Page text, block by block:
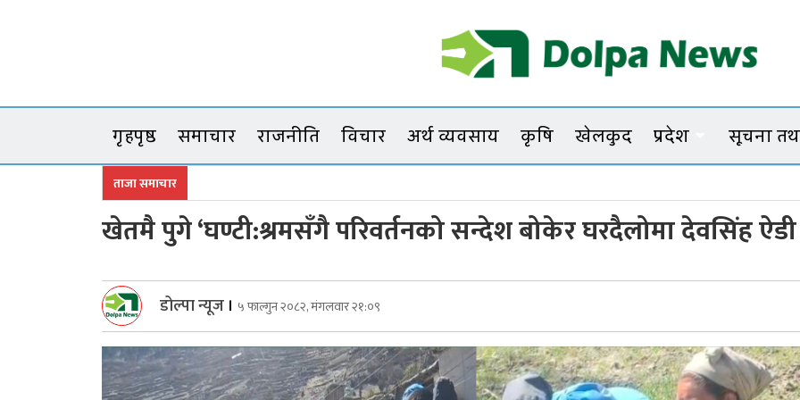
Dolpanews
गृहपृष्ठ समाचार राजनीति विचार अर्थ व्यवसाय कृषि खेलकुद प्रदेश सूचना
ताजा समाचार
खेतमै पुगे ‘घण्टी:श्रमसँगै परिवर्तनको सन्देश बोकेर घरदैलोमा देवसिंह ऐडी
डोल्पा न्यूज । ५ फाल्गुन २०८२, मंगलवार २१:०९